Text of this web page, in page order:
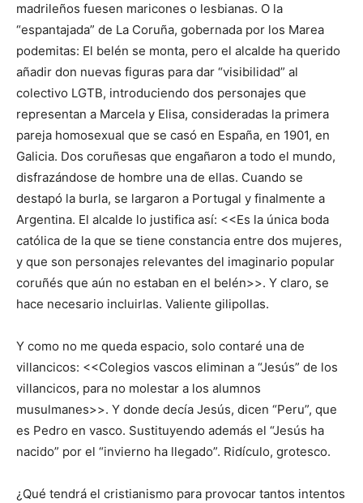
madrileños fuesen maricones o lesbianas. O la
“espantajada” de La Coruña, gobernada por los Marea
podemitas: El belén se monta, pero el alcalde ha querido
añadir don nuevas figuras para dar “visibilidad” al
colectivo LGTB, introduciendo dos personajes que
representan a Marcela y Elisa, consideradas la primera
pareja homosexual que se casó en España, en 1901, en
Galicia. Dos coruñesas que engañaron a todo el mundo,
disfrazándose de hombre una de ellas. Cuando se
destapó la burla, se largaron a Portugal y finalmente a
Argentina. El alcalde lo justifica así: <<Es la única boda
católica de la que se tiene constancia entre dos mujeres,
y que son personajes relevantes del imaginario popular
coruñés que aún no estaban en el belén>>. Y claro, se
hace necesario incluirlas. Valiente gilipollas.
Y como no me queda espacio, solo contaré una de
villancicos: <<Colegios vascos eliminan a “Jesús” de los
villancicos, para no molestar a los alumnos
musulmanes>>. Y donde decía Jesús, dicen “Peru”, que
es Pedro en vasco. Sustituyendo además el “Jesús ha
nacido” por el “invierno ha llegado”. Ridículo, grotesco.
¿Qué tendrá el cristianismo para provocar tantos intentos